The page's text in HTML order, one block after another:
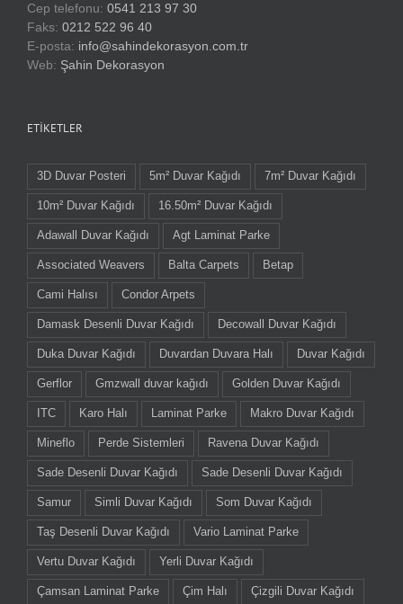
Cep telefonu: 0541 213 97 30
Faks: 0212 522 96 40
E-posta: info@sahindekorasyon.com.tr
Web: Şahin Dekorasyon
ETIKETLER
3D Duvar Posteri 5m² Duvar Kağıdı 7m² Duvar Kağıdı
10m² Duvar Kağıdı 16.50m² Duvar Kağıdı
Adawall Duvar Kağıdı Agt Laminat Parke
Associated Weavers Balta Carpets Betap
Cami Halısı Condor Arpets
Damask Desenli Duvar Kağıdı Decowall Duvar Kağıdı
Duka Duvar Kağıdı Duvardan Duvara Halı Duvar Kağıdı
Gerflor Gmzwall duvar kağıdı Golden Duvar Kağıdı
ITC Karo Halı Laminat Parke Makro Duvar Kağıdı
Mineflo Perde Sistemleri Ravena Duvar Kağıdı
Sade Desenli Duvar Kağıdı Sade Desenli Duvar Kağıdı
Samur Simli Duvar Kağıdı Som Duvar Kağıdı
Taş Desenli Duvar Kağıdı Vario Laminat Parke
Vertu Duvar Kağıdı Yerli Duvar Kağıdı
Çamsan Laminat Parke Çim Halı Çizgili Duvar Kağıdı